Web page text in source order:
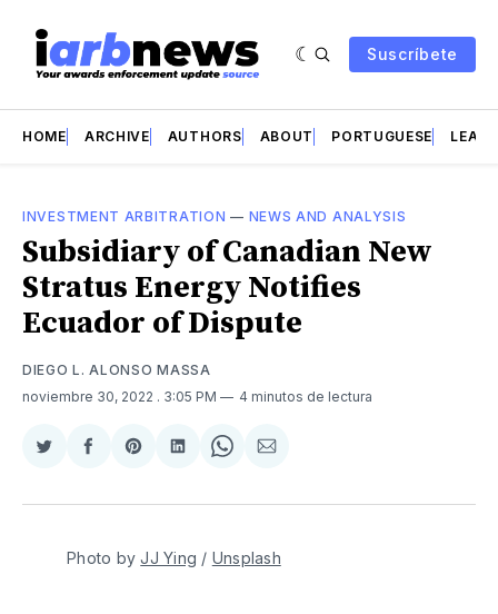
Suscríbete
HOME ARCHIVE AUTHORS ABOUT PORTUGUESE LEAD
INVESTMENT ARBITRATION — NEWS AND ANALYSIS
Subsidiary of Canadian New
Stratus Energy Notifies
Ecuador of Dispute
DIEGO L. ALONSO MASSA
noviembre 30, 2022 . 3:05 PM 4 minutos de lectura
Compartir
Twitter
Compartir
Facebook
Share
Pinterest
Compartir
LinkedIn
Share
WhatsApp
Compartir
Email
Photo byJJ Ying / Unsplash